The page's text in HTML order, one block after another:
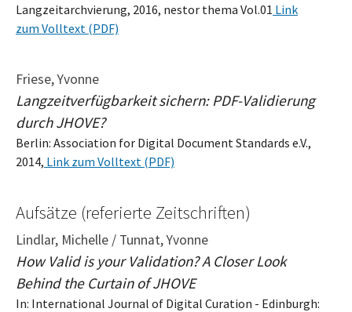
Langzeitarchvierung, 2016, nestor thema Vol.01 Link
zum Volltext (PDF)
Friese, Yvonne
Langzeitverfügbarkeit sichern: PDF-Validierung
durch JHOVE?
Berlin: Association for Digital Document Standards e.V.,
2014, Link zum Volltext (PDF)
Aufsätze (referierte Zeitschriften)
Lindlar, Michelle / Tunnat, Yvonne
How Valid is your Validation? A Closer Look
Behind the Curtain of JHOVE
In: International Journal of Digital Curation - Edinburgh: